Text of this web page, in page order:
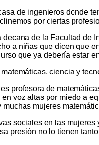
de ingenieros donde
por ciertas
decana de la Facultad de
a niñas que dicen que
que ya debería estar
matemáticas, ciencia y
profesora de
voz altas por miedo a
muchas mujeres
sociales en las
presión no lo tienen